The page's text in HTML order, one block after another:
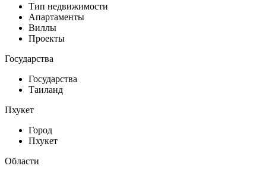
Тип недвижимости
Апартаменты
Виллы
Проекты
Государства
Государства
Таиланд
Пхукет
Город
Пхукет
Области